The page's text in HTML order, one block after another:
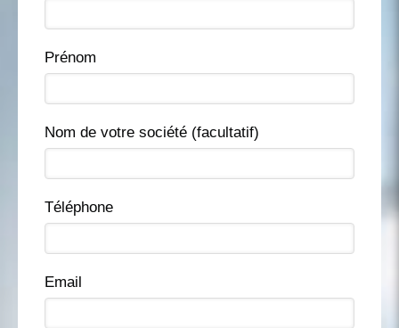
Prénom
Nom de votre société (facultatif)
Téléphone
Email